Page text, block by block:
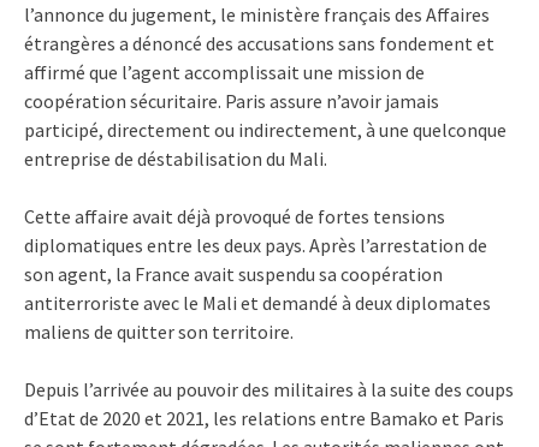
l’annonce du jugement, le ministère français des Affaires
étrangères a dénoncé des accusations sans fondement et
affirmé que l’agent accomplissait une mission de
coopération sécuritaire. Paris assure n’avoir jamais
participé, directement ou indirectement, à une quelconque
entreprise de déstabilisation du Mali.
Cette affaire avait déjà provoqué de fortes tensions
diplomatiques entre les deux pays. Après l’arrestation de
son agent, la France avait suspendu sa coopération
antiterroriste avec le Mali et demandé à deux diplomates
maliens de quitter son territoire.
Depuis l’arrivée au pouvoir des militaires à la suite des coups
d’Etat de 2020 et 2021, les relations entre Bamako et Paris